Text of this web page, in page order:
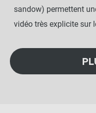
sandow) permettent
vidéo très explicite sur